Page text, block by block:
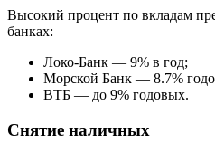
Высокий процент по вкладам
банках:
Локо-Банк — 9% в год;
Морской Банк — 8.7%
ВТБ — до 9% годовых.
Снятие наличных